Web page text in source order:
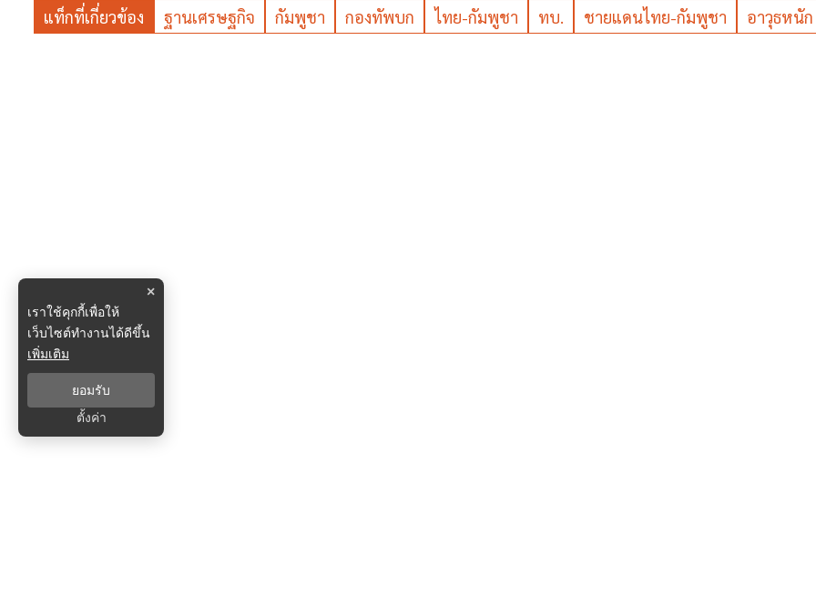
แท็กที่เกี่ยวข้อง ฐานเศรษฐกิจ กัมพูชา กองทัพบก ไทย-กัมพูชา ทบ. ชายแดนไทย-กัมพูชา อาวุธหนัก
×
เราใช้คุกกี้เพื่อให้
เว็บไซต์ทำงานได้ดีขึ้น
เพิ่มเติม
ยอมรับ
ตั้งค่า